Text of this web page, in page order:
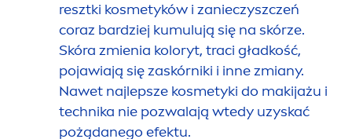
resztki kosmetyków i zanieczyszczeń
coraz bardziej kumulują się na skórze.
Skóra zmienia koloryt, traci gładkość,
pojawiają się zaskórniki i inne zmiany.
Nawet najlepsze kosmetyki do makijażu i
technika nie pozwalają wtedy uzyskać
pożądanego efektu.